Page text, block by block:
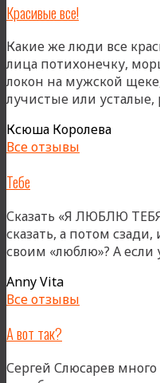
Красивые все!
Какие же люди все
лица потихонечку,
локон на мужской
лучистые или
Ксюша Королева
Все отзывы
Тебе
Сказать «Я ЛЮБЛЮ
сказать, а потом
своим «люблю»? А если
Anny Vita
Все отзывы
А вот так?
Сергей Слюсарев